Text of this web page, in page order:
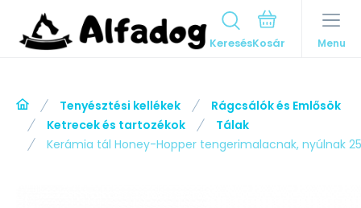
Keresés Menu
Tenyésztési kellékek
Rágcsálók és Emlősök
Ketrecek és tartozékok
Tálak
Kerámia tál Honey-Hopper tengerimalacnak, nyúlnak